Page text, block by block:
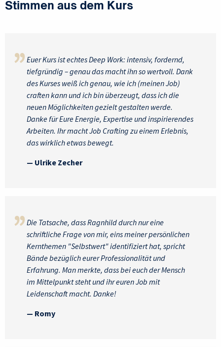
Stimmen aus dem Kurs
Euer Kurs ist echtes Deep Work: intensiv, fordernd,
tiefgründig – genau das macht ihn so wertvoll. Dank
des Kurses weiß ich genau, wie ich (meinen Job)
craften kann und ich bin überzeugt, dass ich die
neuen Möglichkeiten gezielt gestalten werde.
Danke für Eure Energie, Expertise und inspirierendes
Arbeiten. Ihr macht Job Crafting zu einem Erlebnis,
das wirklich etwas bewegt.
— Ulrike Zecher
Die Tatsache, dass Ragnhild durch nur eine
schriftliche Frage von mir, eins meiner persönlichen
Kernthemen "Selbstwert" identifiziert hat, spricht
Bände bezüglich eurer Professionalität und
Erfahrung. Man merkte, dass bei euch der Mensch
im Mittelpunkt steht und ihr euren Job mit
Leidenschaft macht. Danke!
— Romy